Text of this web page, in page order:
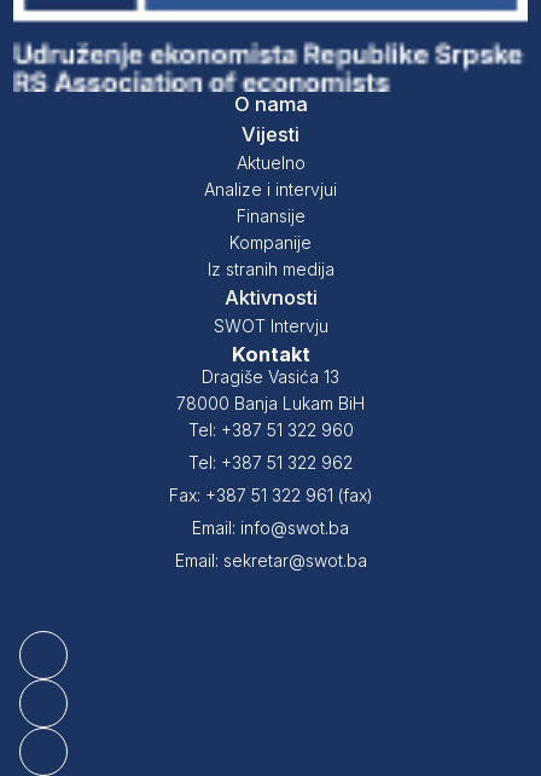
O nama
Vijesti
Aktuelno
Analize i intervjui
Finansije
Kompanije
Iz stranih medija
Aktivnosti
SWOT Intervju
Kontakt
Dragiše Vasića 13
78000 Banja Lukam BiH
Tel: +387 51 322 960
Tel: +387 51 322 962
Fax: +387 51 322 961 (fax)
Email: info@swot.ba
Email: sekretar@swot.ba